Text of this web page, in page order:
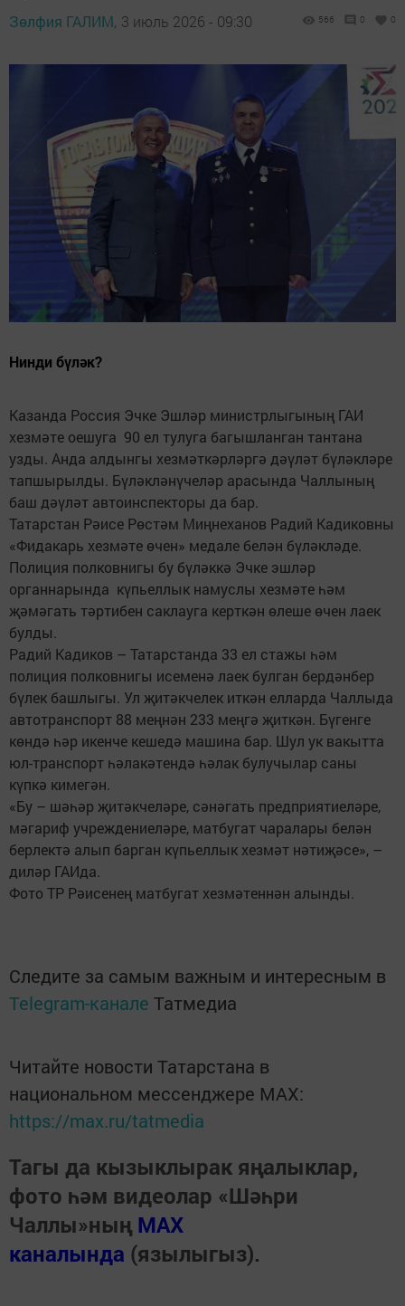
Зөлфия ГАЛИМ, 3 июль 2026 - 09:30 566 0 0
Нинди бүләк?
Казанда Россия Эчке Эшләр министрлыгының ГАИ
хезмәте оешуга 90 ел тулуга багышланган тантана
узды. Анда алдынгы хезмәткәрләргә дәүләт бүләкләре
тапшырылды. Бүләкләнүчеләр арасында Чаллының
баш дәүләт автоинспекторы да бар.
Татарстан Рәисе Рөстәм Миңнеханов Радий Кадиковны
«Фидакарь хезмәте өчен» медале белән бүләкләде.
Полиция полковнигы бу бүләккә Эчке эшләр
органнарында күпьеллык намуслы хезмәте һәм
җәмәгать тәртибен саклауга керткән өлеше өчен лаек
булды.
Радий Кадиков – Татарстанда 33 ел стажы һәм
полиция полковнигы исеменә лаек булган бердәнбер
бүлек башлыгы. Ул җитәкчелек иткән елларда Чаллыда
автотранспорт 88 меңнән 233 меңгә җиткән. Бүгенге
көндә һәр икенче кешедә машина бар. Шул ук вакытта
юл-транспорт һәлакәтендә һәлак булучылар саны
күпкә кимегән.
«Бу – шәһәр җитәкчеләре, сәнәгать предприятиеләре,
мәгариф учреждениеләре, матбугат чаралары белән
берлектә алып барган күпьеллык хезмәт нәтиҗәсе», –
диләр ГАИда.
Фото ТР Рәисенең матбугат хезмәтеннән алынды.
Следите за самым важным и интересным в
Telegram-канале Татмедиа
Читайте новости Татарстана в
национальном мессенджере MАХ:
https://max.ru/tatmedia
Тагы да кызыклырак яңалыклар,
фото һәм видеолар «Шәһри
Чаллы»ның MAX
каналында (язылыгыз).